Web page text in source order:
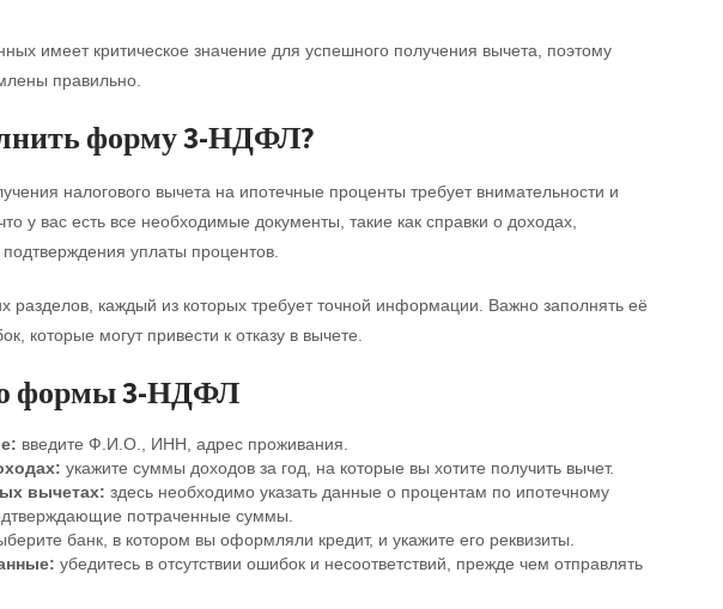
имеет критическое значение для успешного получения вычета, поэтому
правильно.
форму 3-НДФЛ?
налогового вычета на ипотечные проценты требует внимательности и
у вас есть все необходимые документы, такие как справки о доходах,
уплаты процентов.
разделов, каждый из которых требует точной информации. Важно заполнять её
которые могут привести к отказу в вычете.
формы 3-НДФЛ
введите Ф.И.О., ИНН, адрес проживания.
укажите суммы доходов за год, на которые вы хотите получить вычет.
вычетах: здесь необходимо указать данные о процентам по ипотечному
потраченные суммы.
банк, в котором вы оформляли кредит, и укажите его реквизиты.
убедитесь в отсутствии ошибок и несоответствий, прежде чем отправлять